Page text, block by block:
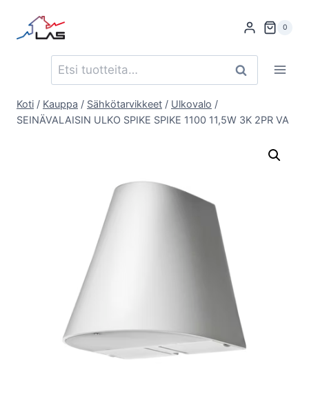
sisältöön
0
Etsi: Haku
Koti / Kauppa / Sähkötarvikkeet / Ulkovalo /
SEINÄVALAISIN ULKO SPIKE SPIKE 1100 11,5W 3K 2PR VA